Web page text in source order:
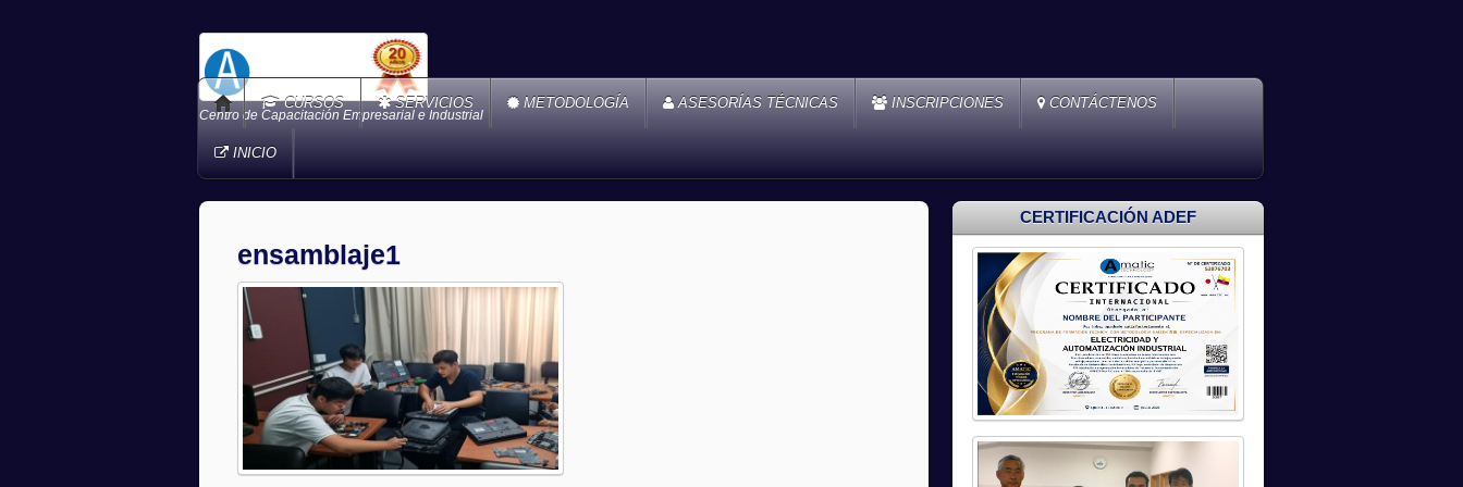
Centro de Capacitación Empresarial e Industrial
CURSOS SERVICIOS METODOLOGÍA ASESORÍAS TÉCNICAS INSCRIPCIONES CONTÁCTENOS
INICIO
ensamblaje1
CERTIFICACIÓN ADEF